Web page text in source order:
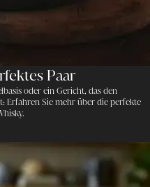
Paar
oder ein Gericht, das den
Erfahren Sie mehr über die perfekte